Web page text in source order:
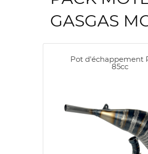
GASGAS
Pot d'échappement
85cc